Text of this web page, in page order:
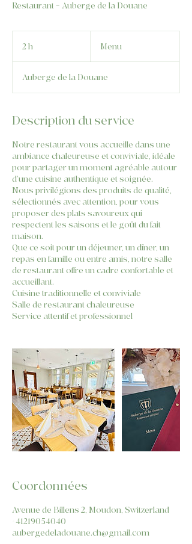
Restaurant – Auberge de la Douane
2 h Menu
Auberge de la Douane
Description du service
Notre restaurant vous accueille dans une
ambiance chaleureuse et conviviale, idéale
pour partager un moment agréable autour
d’une cuisine authentique et soignée.
Nous privilégions des produits de qualité,
sélectionnés avec attention, pour vous
proposer des plats savoureux qui
respectent les saisons et le goût du fait
maison.
Que ce soit pour un déjeuner, un dîner, un
repas en famille ou entre amis, notre salle
de restaurant offre un cadre confortable et
accueillant.
Cuisine traditionnelle et conviviale
Salle de restaurant chaleureuse
Service attentif et professionnel
Coordonnées
Avenue de Billens 2, Moudon, Switzerland
+41219054040
aubergedeladouane.ch@gmail.com